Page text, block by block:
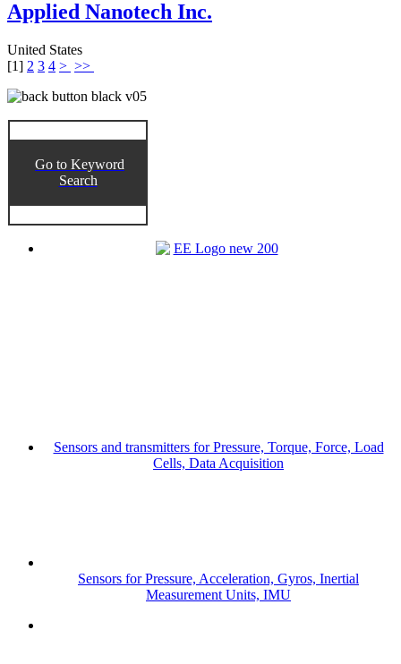
Applied Nanotech Inc.
United States
[1] 2 3 4 > >>
Go to Keyword
Search
Sensors and transmitters for Pressure, Torque, Force, Load
Cells, Data Acquisition
Sensors for Pressure, Acceleration, Gyros, Inertial
Measurement Units, IMU